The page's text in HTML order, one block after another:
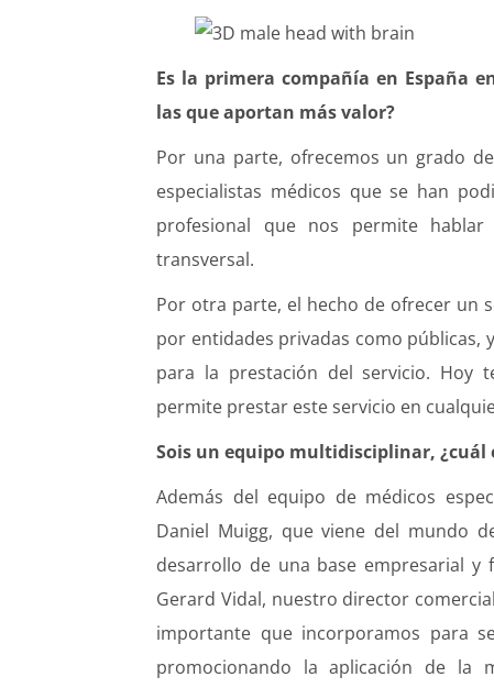
Es la primera compañía en España
las que aportan más valor?
Por una parte, ofrecemos un grado
especialistas médicos que se han
profesional que nos permite
transversal.
Por otra parte, el hecho de ofrecer un
por entidades privadas como públicas,
para la prestación del servicio. Hoy
permite prestar este servicio en
Sois un equipo multidisciplinar,
Además del equipo de médicos
Daniel Muigg, que viene del mundo
desarrollo de una base empresarial y
Gerard Vidal, nuestro director
importante que incorporamos para
promocionando la aplicación de la